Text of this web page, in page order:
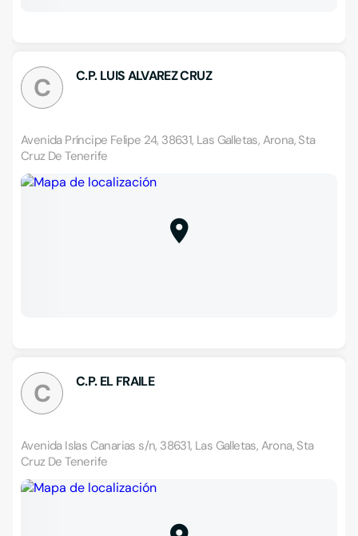
C C.P. LUIS ALVAREZ CRUZ
Avenida Príncipe Felipe 24, 38631, Las Galletas, Arona, Sta
Cruz De Tenerife
C C.P. EL FRAILE
Avenida Islas Canarias s/n, 38631, Las Galletas, Arona, Sta
Cruz De Tenerife